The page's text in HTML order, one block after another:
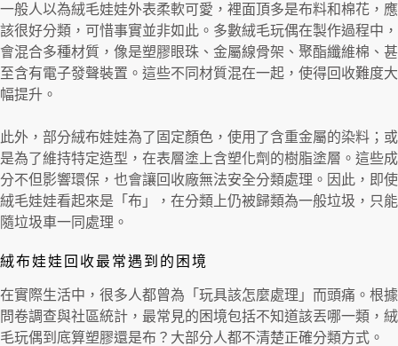
一般人以為絨毛娃娃外表柔軟可愛，裡面頂多是布料和棉花，應
該很好分類，可惜事實並非如此。多數絨毛玩偶在製作過程中，
會混合多種材質，像是塑膠眼珠、金屬線骨架、聚酯纖維棉、甚
至含有電子發聲裝置。這些不同材質混在一起，使得回收難度大
幅提升。
此外，部分絨布娃娃為了固定顏色，使用了含重金屬的染料；或
是為了維持特定造型，在表層塗上含塑化劑的樹脂塗層。這些成
分不但影響環保，也會讓回收廠無法安全分類處理。因此，即使
絨毛娃娃看起來是「布」，在分類上仍被歸類為一般垃圾，只能
隨垃圾車一同處理。
絨布娃娃回收最常遇到的困境
在實際生活中，很多人都曾為「玩具該怎麼處理」而頭痛。根據
問卷調查與社區統計，最常見的困境包括不知道該丟哪一類，絨
毛玩偶到底算塑膠還是布？大部分人都不清楚正確分類方式。